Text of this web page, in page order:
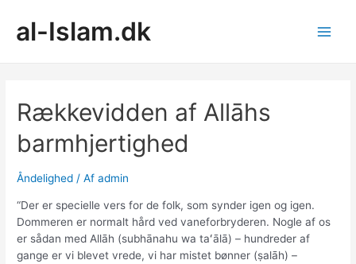
indholdet
al-Islam.dk
Rækkevidden af Allāhs
barmhjertighed
Åndelighed / Afadmin
“Der er specielle vers for de folk, som synder igen og igen.
Dommeren er normalt hård ved vaneforbryderen. Nogle af os
er sådan med Allāh (subhānahu wa taʻālā) – hundreder af
gange er vi blevet vrede, vi har mistet bønner (ṣalāh) –